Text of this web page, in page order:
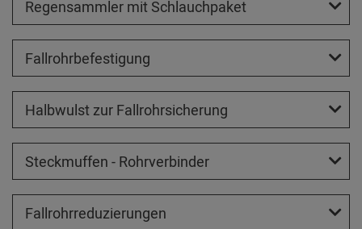
Regensammler mit Schlauchpaket
Fallrohrbefestigung
Halbwulst zur Fallrohrsicherung
Steckmuffen - Rohrverbinder
Fallrohrreduzierungen